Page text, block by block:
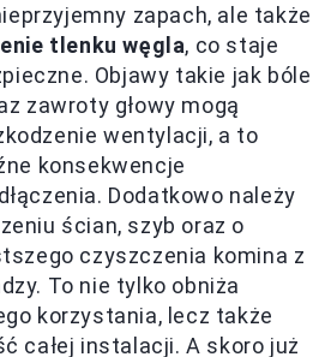
zapach, ale także
tlenku węgla, co staje
Objawy takie jak bóle
zawroty głowy mogą
wentylacji, a to
konsekwencje
Dodatkowo należy
ścian, szyb oraz o
czyszczenia komina z
To nie tylko obniża
korzystania, lecz także
całej instalacji. A skoro już